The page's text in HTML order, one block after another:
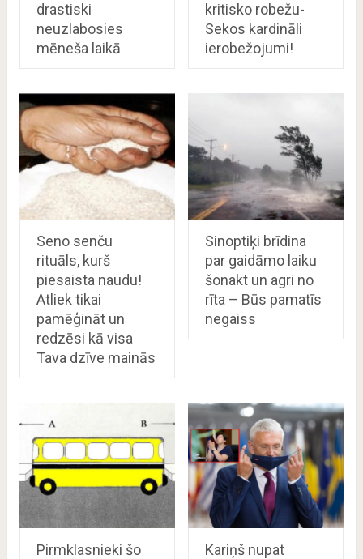
drastiski
neuzlabosies
mēneša laikā
kritisko robežu-
Sekos kardināli
ierobežojumi!
Seno senču
rituāls, kurš
piesaista naudu!
Atliek tikai
pamēģināt un
redzēsi kā visa
Tava dzīve mainās
Sinoptiķi brīdina
par gaidāmo laiku
šonakt un agri no
rīta – Būs pamatīs
negaiss
Pirmklasnieki šo
Kariņš nupat